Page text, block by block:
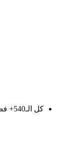
كل الـ540+ فصلًا (الصفوف 6-12)